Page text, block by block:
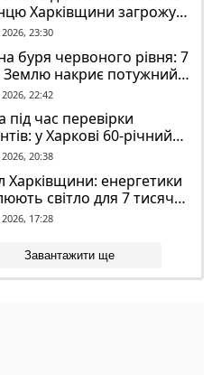
Харківщини загрожує
обмеження волі
23:30
буря червоного рівня: 7
Землю накриє потужний
шторм
22:42
під час перевірки
у Харкові 60-річний
постраждав у конфлікті з
20:38
Харківщини: енергетики
світло для 7 тисяч
17:28
Завантажити ще